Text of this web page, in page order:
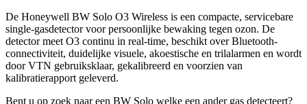
De Honeywell BW Solo O3 Wireless is een compacte, servicebare
single-gasdetector voor persoonlijke bewaking tegen ozon. De
detector meet O3 continu in real-time, beschikt over Bluetooth-
connectiviteit, duidelijke visuele, akoestische en trilalarmen en wordt
door VTN gebruiksklaar, gekalibreerd en voorzien van
kalibratierapport geleverd.
Bent u op zoek naar een BW Solo welke een ander gas detecteert?